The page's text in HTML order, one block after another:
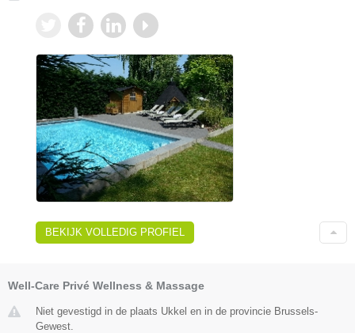
BEKIJK VOLLEDIG PROFIEL
Well-Care Privé Wellness & Massage
Niet gevestigd in de plaats Ukkel en in de provincie Brussels-
Gewest.